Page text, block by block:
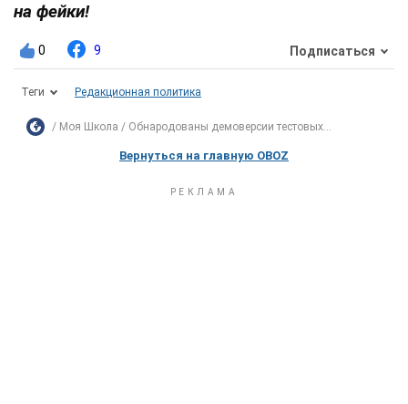
на фейки!
0 9 Подписаться
Теги Редакционная политика
Моя Школа Обнародованы демоверсии тестовых...
Вернуться на главную OBOZ